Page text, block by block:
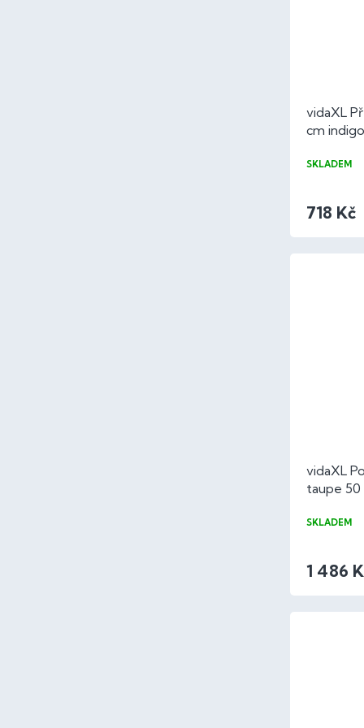
vidaXL
cm
SKLADEM
718 Kč
vidaXL
taupe
SKLADEM
1 486